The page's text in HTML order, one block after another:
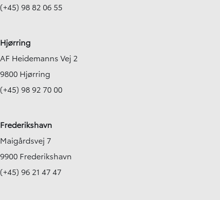
(+45) 98 82 06 55
Hjørring
AF Heidemanns Vej 2
9800 Hjørring
(+45) 98 92 70 00
Frederikshavn
Maigårdsvej 7
9900 Frederikshavn
(+45) 96 21 47 47